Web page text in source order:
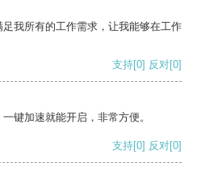
我所有的工作需求，让我能够在工作
支持[0] 反对[0]
键加速就能开启，非常方便。
支持[0] 反对[0]